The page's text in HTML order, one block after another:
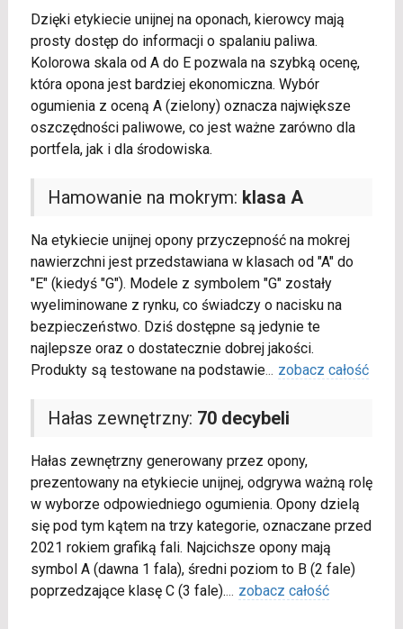
Dzięki etykiecie unijnej na oponach, kierowcy mają
prosty dostęp do informacji o spalaniu paliwa.
Kolorowa skala od A do E pozwala na szybką ocenę,
która opona jest bardziej ekonomiczna. Wybór
ogumienia z oceną A (zielony) oznacza największe
oszczędności paliwowe, co jest ważne zarówno dla
portfela, jak i dla środowiska.
Hamowanie na mokrym: klasa A
Na etykiecie unijnej opony przyczepność na mokrej
nawierzchni jest przedstawiana w klasach od "A" do
"E" (kiedyś "G"). Modele z symbolem "G" zostały
wyeliminowane z rynku, co świadczy o nacisku na
bezpieczeństwo. Dziś dostępne są jedynie te
najlepsze oraz o dostatecznie dobrej jakości.
Produkty są testowane na podstawie... zobacz całość
Hałas zewnętrzny: 70 decybeli
Hałas zewnętrzny generowany przez opony,
prezentowany na etykiecie unijnej, odgrywa ważną rolę
w wyborze odpowiedniego ogumienia. Opony dzielą
się pod tym kątem na trzy kategorie, oznaczane przed
2021 rokiem grafiką fali. Najcichsze opony mają
symbol A (dawna 1 fala), średni poziom to B (2 fale)
poprzedzające klasę C (3 fale).... zobacz całość